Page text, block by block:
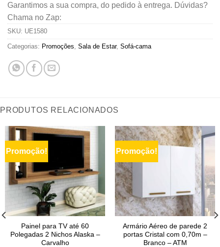
Garantimos a sua compra, do pedido à entrega. Dúvidas?
Chama no Zap:
SKU: UE1580
Categorias: Promoções Sala de Estar, Sofá-cama
PRODUTOS RELACIONADOS
Promoção!
Painel para TV até 60
Polegadas 2 Nichos Alaska –
Carvalho
Promoção!
Armário Aéreo de parede 2
portas Cristal com 0,70m –
Branco – ATM